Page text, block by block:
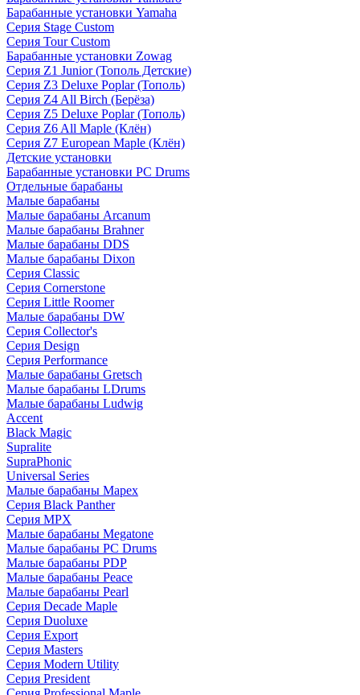
Барабанные установки Yamaha
Серия Stage Custom
Серия Tour Custom
Барабанные установки Zowag
Серия Z1 Junior (Тополь Детские)
Серия Z3 Deluxe Poplar (Тополь)
Серия Z4 All Birch (Берёза)
Серия Z5 Deluxe Poplar (Тополь)
Серия Z6 All Maple (Клён)
Серия Z7 European Maple (Клён)
Детские установки
Барабанные установки PC Drums
Отдельные барабаны
Малые барабаны
Малые барабаны Arcanum
Малые барабаны Brahner
Малые барабаны DDS
Малые барабаны Dixon
Серия Classic
Серия Cornerstone
Серия Little Roomer
Малые барабаны DW
Серия Collector's
Серия Design
Серия Performance
Малые барабаны Gretsch
Малые барабаны LDrums
Малые барабаны Ludwig
Accent
Black Magic
Supralite
SupraPhonic
Universal Series
Малые барабаны Mapex
Серия Black Panther
Серия MPX
Малые барабаны Megatone
Малые барабаны PC Drums
Малые барабаны PDP
Малые барабаны Peace
Малые барабаны Pearl
Серия Decade Maple
Серия Duoluxe
Серия Export
Серия Masters
Серия Modern Utility
Серия President